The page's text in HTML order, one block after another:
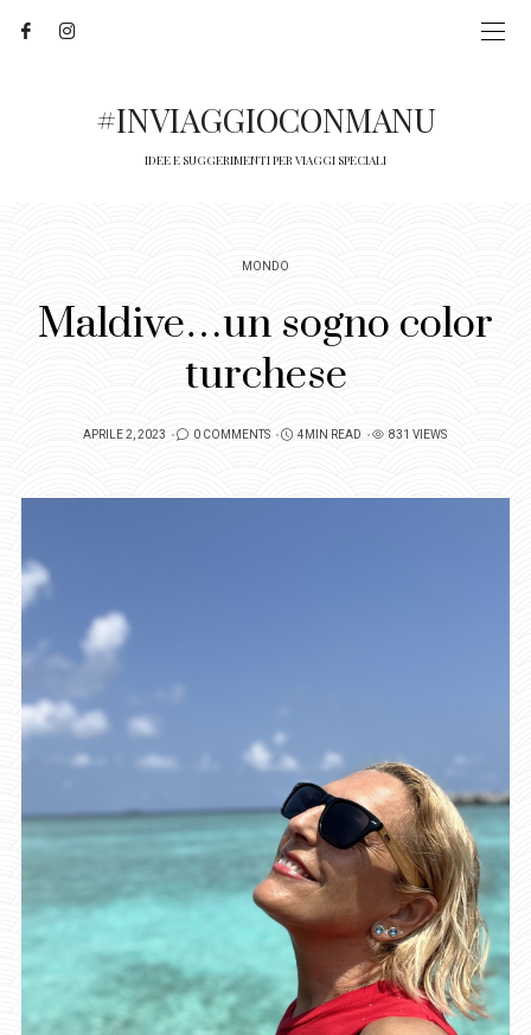
#INVIAGGIOCONMANU
IDEE E SUGGERIMENTI PER VIAGGI SPECIALI
MONDO
Maldive…un sogno color
turchese
POSTED
APRILE 2, 2023 0 COMMENTS 4MIN READ 831 VIEWS